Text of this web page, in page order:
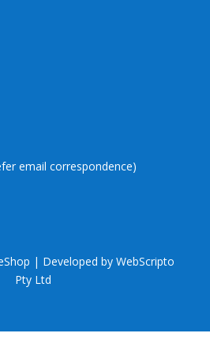
email correspondence)
| Developed by WebScripto
Pty Ltd